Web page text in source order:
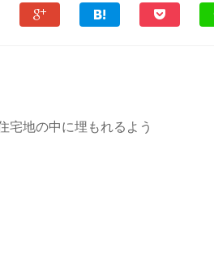
宅地の中に埋もれるよう